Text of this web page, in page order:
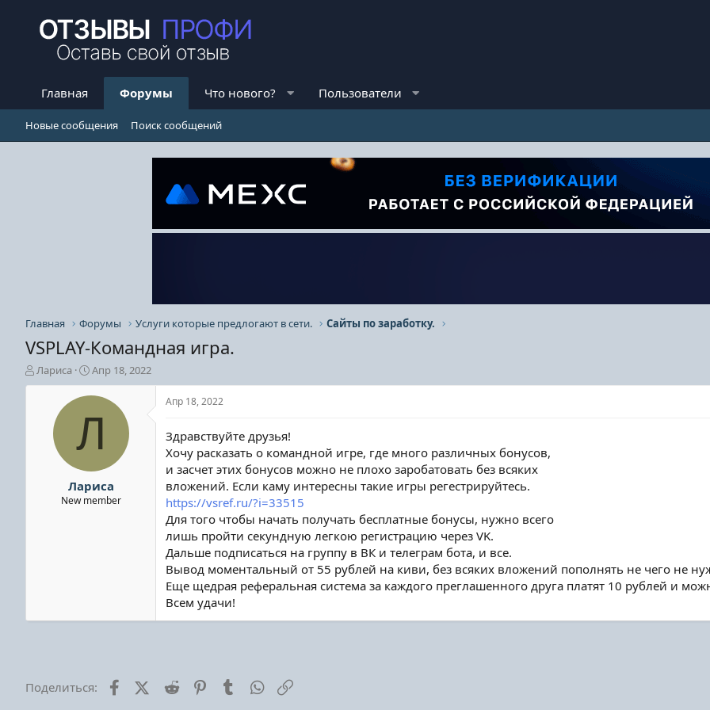
Главная Форумы Что нового? Пользователи
Новые сообщения Поиск сообщений
Главная Форумы Услуги которые предлогают в сети. Сайты по заработку.
VSPLAY-Командная игра.
А
в
Лариса
Д
а
т
н
а
л
а
Апр 18, 2022
Л
Лариса
New member
Апр 18, 2022
Здравствуйте друзья!
Хочу расказать о командной игре, где много различных бонусов,
и засчет этих бонусов можно не плохо заробатовать без всяких
вложений. Если каму интересны такие игры регестрируйтесь.
https://vsref.ru/?i=33515
Для того чтобы начать получать бесплатные бонусы, нужно всего
лишь пройти секундную легкою регистрацию через VK.
Дальше подписаться на группу в ВК и телеграм бота, и все.
Вывод моментальный от 55 рублей на киви, без всяких вложений пополнять не чего не
Еще щедрая реферальная система за каждого преглашенного друга платят 10 рублей и
Всем удачи!
Поделиться: FacebookX (Twitter)
Reddit PinterestTumblr WhatsApp